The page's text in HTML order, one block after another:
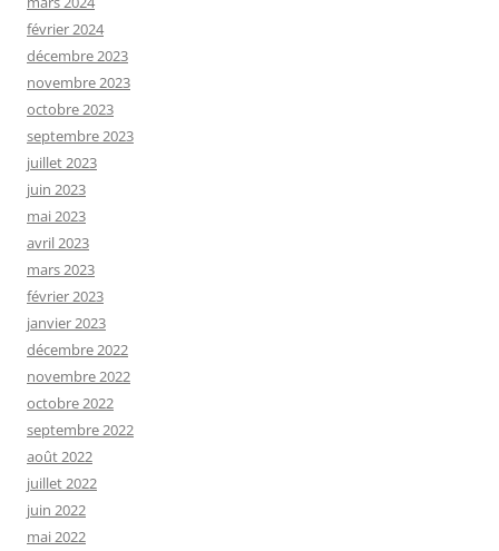
février 2024
décembre 2023
novembre 2023
octobre 2023
septembre 2023
juillet 2023
juin 2023
mai 2023
avril 2023
mars 2023
février 2023
janvier 2023
décembre 2022
novembre 2022
octobre 2022
septembre 2022
août 2022
juillet 2022
juin 2022
mai 2022